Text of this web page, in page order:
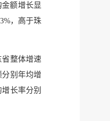
额增长显
，高于珠
省整体增速
分别年均增
长率分别